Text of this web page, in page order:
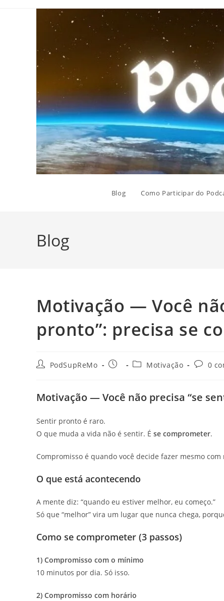
Blog Como Participar do
Blog
Motivação — Você
pronto”: precisa se
AutorPodSupReMo
Post
Categoria
Motivação 0
Motivação — Você não precisa “se
Sentir pronto é raro.
O que muda a vida não é sentir. É se comprometer.
Compromisso é quando você decide fazer mesmo
O que está acontecendo
A mente diz: “quando eu estiver melhor, eu começo.”
Só que “melhor” vira um lugar que nunca chega,
Como se comprometer (3 passos)
1) Compromisso com o mínimo
10 minutos por dia. Só isso.
2) Compromisso com horário